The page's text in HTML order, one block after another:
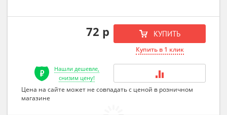
72 р КУПИТЬ
Купить в 1 клик
Нашли дешевле,
снизим цену!
Цена на сайте может не совпадать с ценой в розничном
магазине